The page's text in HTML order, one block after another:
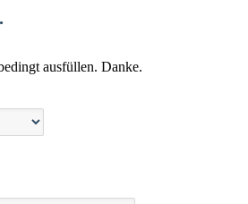
ausfüllen. Danke.